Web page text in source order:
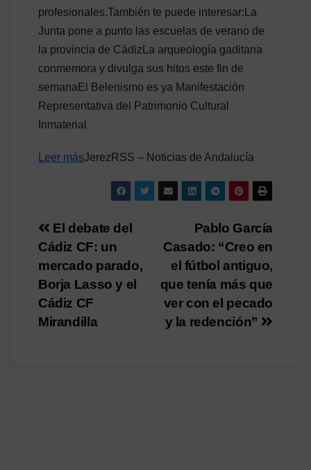
profesionales.También te puede interesar:La
Junta pone a punto las escuelas de verano de
la provincia de CádizLa arqueología gaditana
conmemora y divulga sus hitos este fin de
semanaEl Belenismo es ya Manifestación
Representativa del Patrimonio Cultural
Inmaterial
Leer másJerezRSS – Noticias de Andalucía
Navegación
de
entradas
Pablo García
Casado: “Creo en
el fútbol antiguo,
que tenía más que
ver con el pecado
y la redención”
El debate del
Cádiz CF: un
mercado parado,
Borja Lasso y el
Cádiz CF
Mirandilla